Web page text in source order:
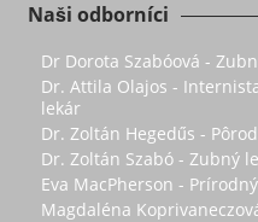
Naši odborníci
Dr Dorota Szabóová -
Dr. Attila Olajos -
lekár
Dr. Zoltán Hegedűs -
Dr. Zoltán Szabó - Zubný
Eva MacPherson -
Magdaléna